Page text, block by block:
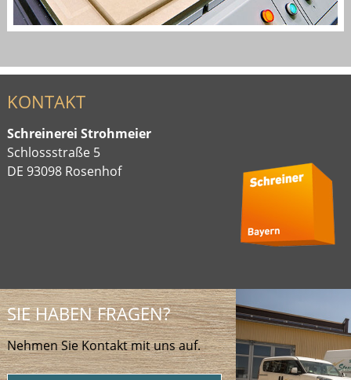
KONTAKT
Schreinerei Strohmeier
Schlossstraße 5
DE 93098 Rosenhof
SIE HABEN FRAGEN?
Nehmen Sie Kontakt mit uns auf.